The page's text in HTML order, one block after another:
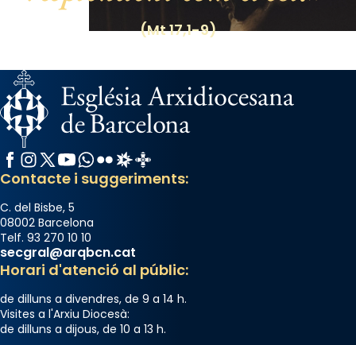
Espanya.
El seu sepulcre a Compostela fou un gran
el món cristià, després de Roma i terra
Santa.
«A Raïms de Sant Jaume, raïms aigualits;
raïms de setembre te'n llepes els dits»,
segons una dita popular.
Photo
View on Facebook
(Mt 17,1-9)
Facebook
Instagram
X / Twitter
YouTube
WhatsApp
FlickrRadio Estel
Catalunya Cristiana
Contacte i suggeriments:
C. del Bisbe, 5
08002 Barcelona
Telf. 93 270 10 10
secgral@arqbcn.cat
Horari d'atenció al públic:
de dilluns a divendres, de 9 a 14 h.
Visites a l'Arxiu Diocesà:
de dilluns a dijous, de 10 a 13 h.